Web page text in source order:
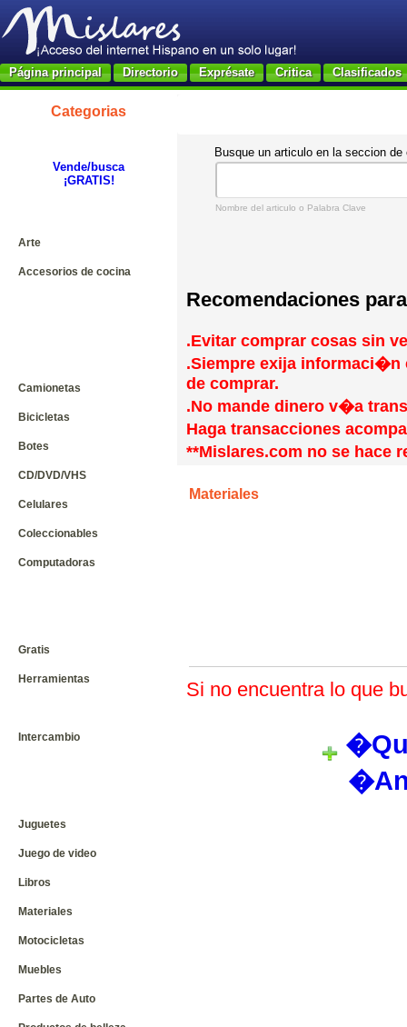
Página principal Directorio Exprésate Critica Clasificados
Categorias
Vende/busca
¡GRATIS!
Arte
Accesorios de cocina
Camionetas
Bicicletas
Botes
CD/DVD/VHS
Celulares
Coleccionables
Computadoras
Gratis
Herramientas
Intercambio
Juguetes
Juego de video
Libros
Materiales
Motocicletas
Muebles
Partes de Auto
Busque un articulo en la seccion
Nombre del articulo o Palabra Clave
Recomendaciones
.Evitar comprar cosas sin
.Siempre exija
de comprar.
.No mande dinero v�a
Haga transacciones
**Mislares.com no se
Materiales
Si no encuentra lo que